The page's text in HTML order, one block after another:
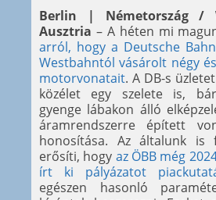
Berlin | Németország /
Ausztria – A héten mi
arról, hogy a Deutsche
Westbahntól vásárolt négy
motorvonatait. A DB-s
közélet egy szelete is,
gyenge lábakon álló
áramrendszerre épített
honosítása. Az általunk is
erősíti, hogy az ÖBB még
írt ki pályázatot
egészen hasonló